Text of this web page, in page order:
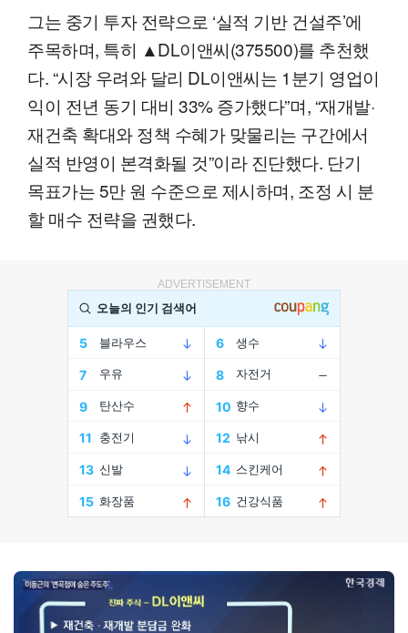
그는 중기 투자 전략으로 ‘실적 기반 건설주’에
주목하며, 특히 ▲DL이앤씨(375500)를 추천했
다. “시장 우려와 달리 DL이앤씨는 1분기 영업이
익이 전년 동기 대비 33% 증가했다”며, “재개발·
재건축 확대와 정책 수혜가 맞물리는 구간에서
실적 반영이 본격화될 것”이라 진단했다. 단기
목표가는 5만 원 수준으로 제시하며, 조정 시 분
할 매수 전략을 권했다.
ADVERTISEMENT